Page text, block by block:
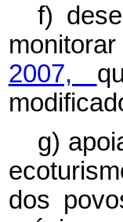
f)
2007,
g)
dos